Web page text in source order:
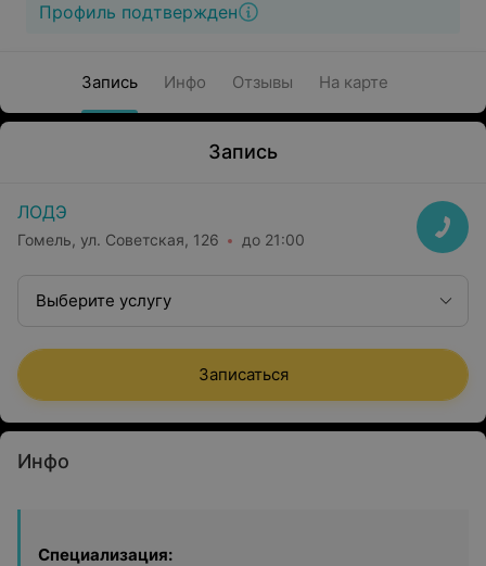
Профиль подтвержден
Запись Инфо Отзывы На карте
Запись
ЛОДЭ
Гомель, ул. Советская, 126 до 21:00
Выберите услугу
Записаться
Инфо
Специализация: